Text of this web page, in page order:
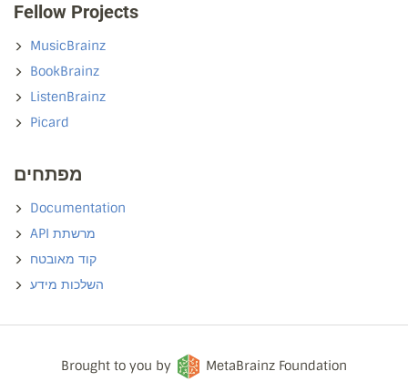
Fellow Projects
MusicBrainz
BookBrainz
ListenBrainz
Picard
מפתחים
Documentation
API מרשתת
קוד מאובטח
השלכות מידע
Brought to you by
MetaBrainz Foundation